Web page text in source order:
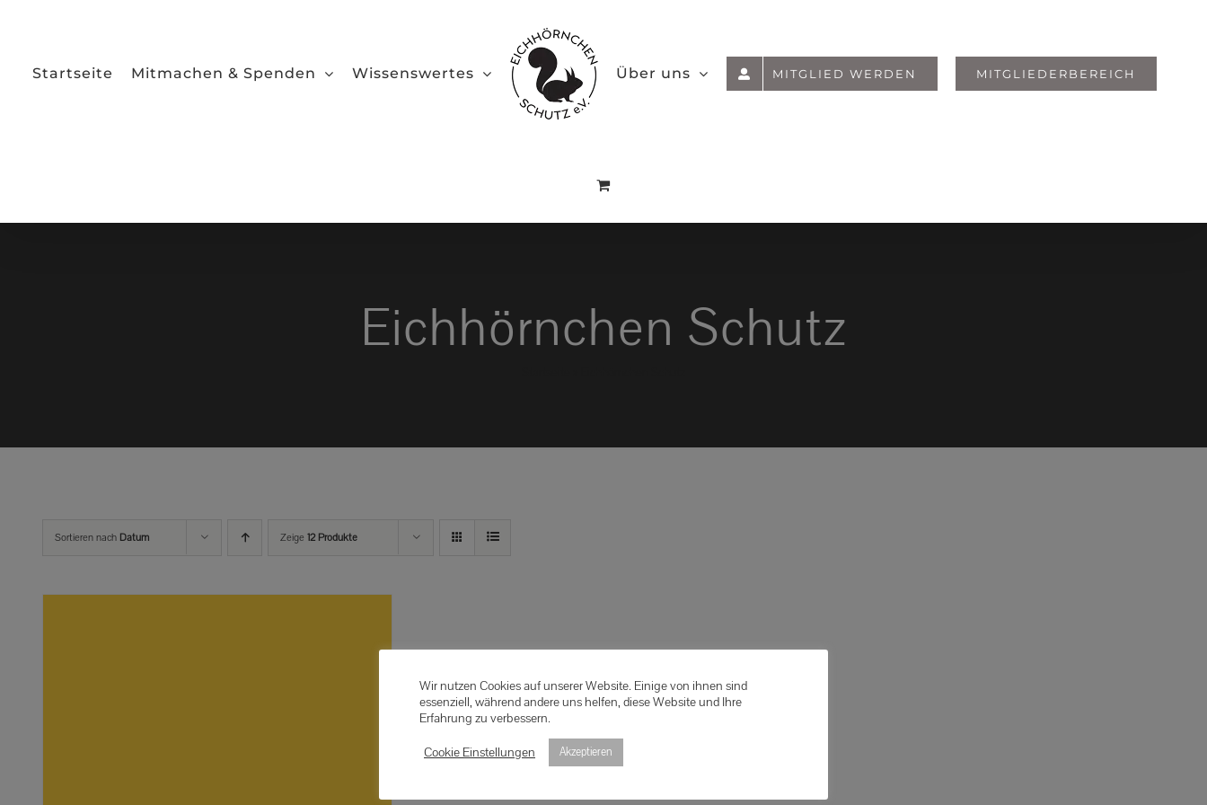
Startseite Mitmachen & Spenden Wissenswertes Über uns MITGLIED WERDEN MITGLIEDERBEREICH
Eichhörnchen Schutz
Sortieren nach Datum Zeige 12 Produkte
Wir nutzen Cookies auf unserer Website. Einige von ihnen sind
essenziell, während andere uns helfen, diese Website und Ihre
Erfahrung zu verbessern.
Cookie Einstellungen
Akzeptieren